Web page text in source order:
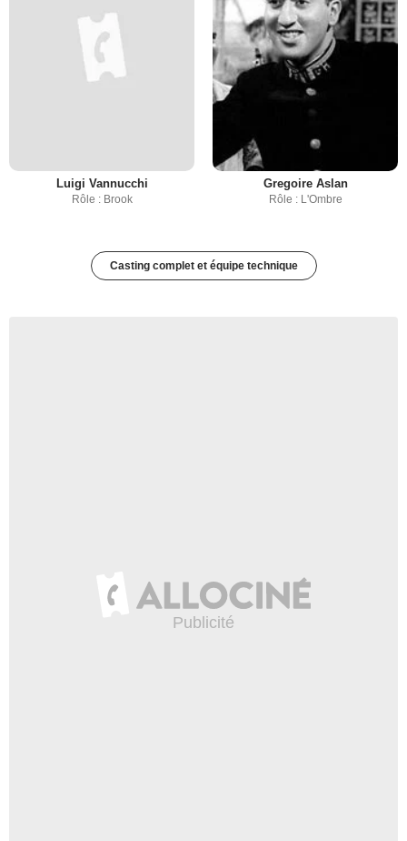
Luigi Vannucchi
Rôle : Brook
Gregoire Aslan
Rôle : L'Ombre
Casting complet et équipe technique